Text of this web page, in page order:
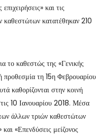
και τις
καθεστώτων κατατέθηκαν 210
το καθεστώς της «Γενικής
προθεσμία τη 15η Φεβρουαρίου
καθορίζονται στην κοινή
10 Ιανουαρίου 2018. Μέσα
άλλων τριών καθεστώτων
«Επενδύσεις μείζονος